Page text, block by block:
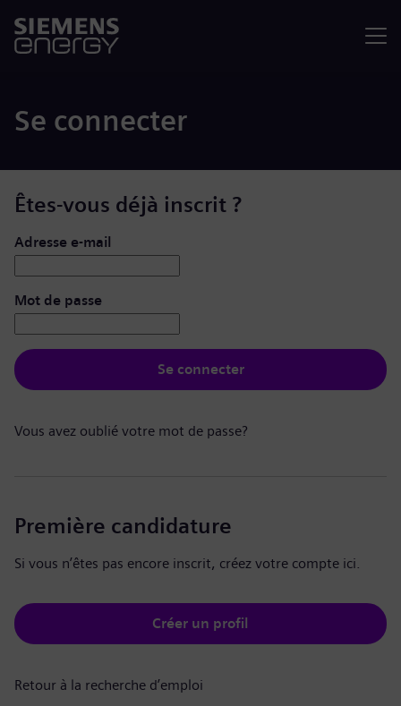
Se connecter
Êtes-vous déjà inscrit ?
Se connecter : nom d’utilisateur et mot de passe
Adresse e-mail
Mot de passe
Se connecter
Vous avez oublié votre mot de passe?
Première candidature
Si vous n’êtes pas encore inscrit, créez votre compte ici.
Créer un profil
Retour à la recherche d’emploi